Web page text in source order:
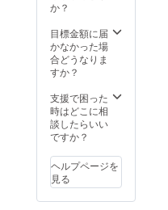
させて
きま
す。そ
の後、
割引券
サービ
ス券の
利用方
法につ
メール
でご連
絡いた
ただき
ます。
本プロ
後、
メール
で支援
者さま
調整を
行いま
すの
で、日
誌をお
届け(*3)
⑥あな
サイズ
で雑誌
のよう
にデザ
(*4) ⑦
ホテル
リスト
⑧なし
セージ
以内)を
記載(*1)
②追加
で雑誌
イベン
ト登壇
(*2) ④
オンラ
強指導
１時間
(*3) ⑤
オンラ
か？
目標金額に届
かなかった場
合どうなりま
すか？
支援で困った
時はどこに相
談したらいい
ですか？
ヘルプページを
見る